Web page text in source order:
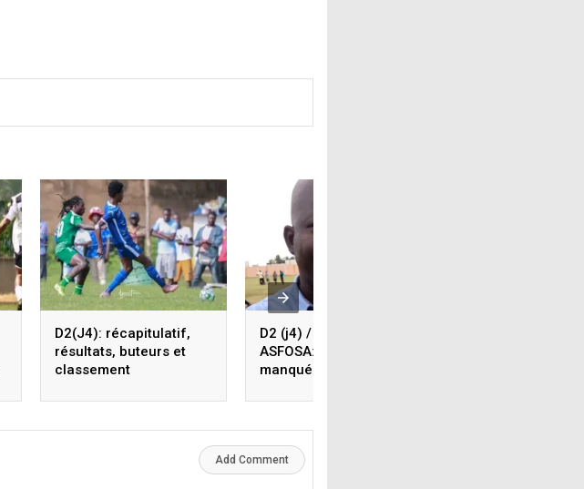
D2(J4): récapitulatif,
résultats, buteurs et
classement
D2 (j4) / JCA 1- 2
ASFOSA: « Nous avons
manqué d’expérience »,
Add Comment